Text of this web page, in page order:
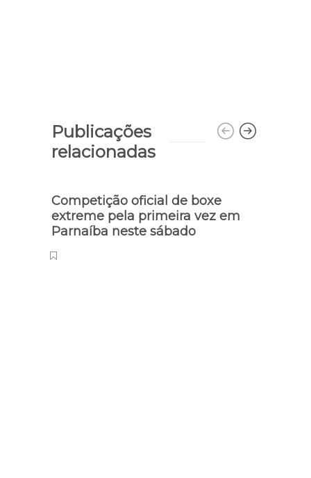
Publicações
relacionadas
Competição oficial de boxe
extreme pela primeira vez em
Parnaíba neste sábado